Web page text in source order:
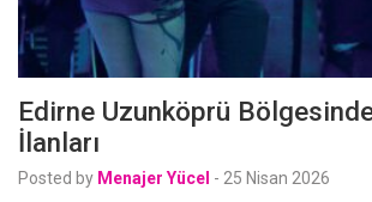
Edirne Uzunköprü
İlanları
Posted by Menajer Yücel - 25 Nisan 2026